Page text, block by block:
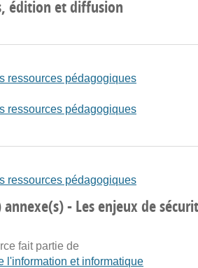
édition et diffusion
ressources pédagogiques
ressources pédagogiques
ressources pédagogiques
- Les enjeux de
fait partie de
l'information et informatique